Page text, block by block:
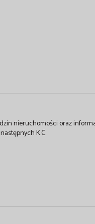
nieruchomości oraz
K.C.